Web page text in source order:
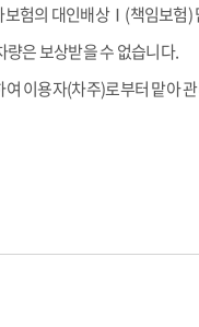
험의 대인배상Ⅰ(책임보험)
은 보상받을 수 없습니다.
이용자(차주)로부터 맡아